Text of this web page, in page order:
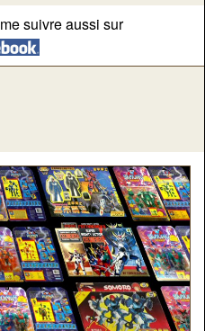
suivre aussi sur